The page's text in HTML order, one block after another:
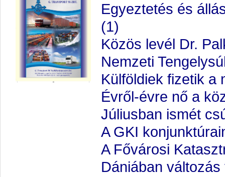
Egyeztetés és
(1)
Közös levél Dr.
Nemzeti
Külföldiek fizetik a
Évről-évre nő a
Júliusban ismét
A GKI
A Fővárosi
Dániában